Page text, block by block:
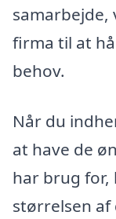
firma til at
behov.
Når du
at have de
har brug for,
størrelsen af